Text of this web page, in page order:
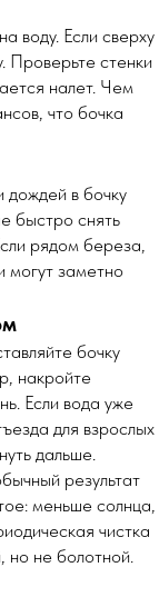
воду. Если сверху
Проверьте стенки
налет. Чем
что бочка
дождей в бочку
быстро снять
рядом береза,
могут заметно
бочку
накройте
Если вода уже
для взрослых
дальше.
результат
меньше солнца,
чистка
но не болотной.